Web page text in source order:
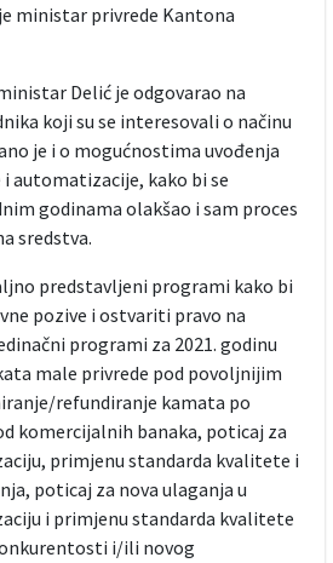
ministar privrede Kantona
Delić je odgovarao na
koji su se interesovali o načinu
je i o mogućnostima uvođenja
automatizacije, kako bi se
godinama olakšao i sam proces
sredstva.
predstavljeni programi kako bi
pozive i ostvariti pravo na
programi za 2021. godinu
male privrede pod povoljnijim
refundiranje kamata po
komercijalnih banaka, poticaj za
primjenu standarda kvalitete i
poticaj za nova ulaganja u
i primjenu standarda kvalitete
i/ili novog